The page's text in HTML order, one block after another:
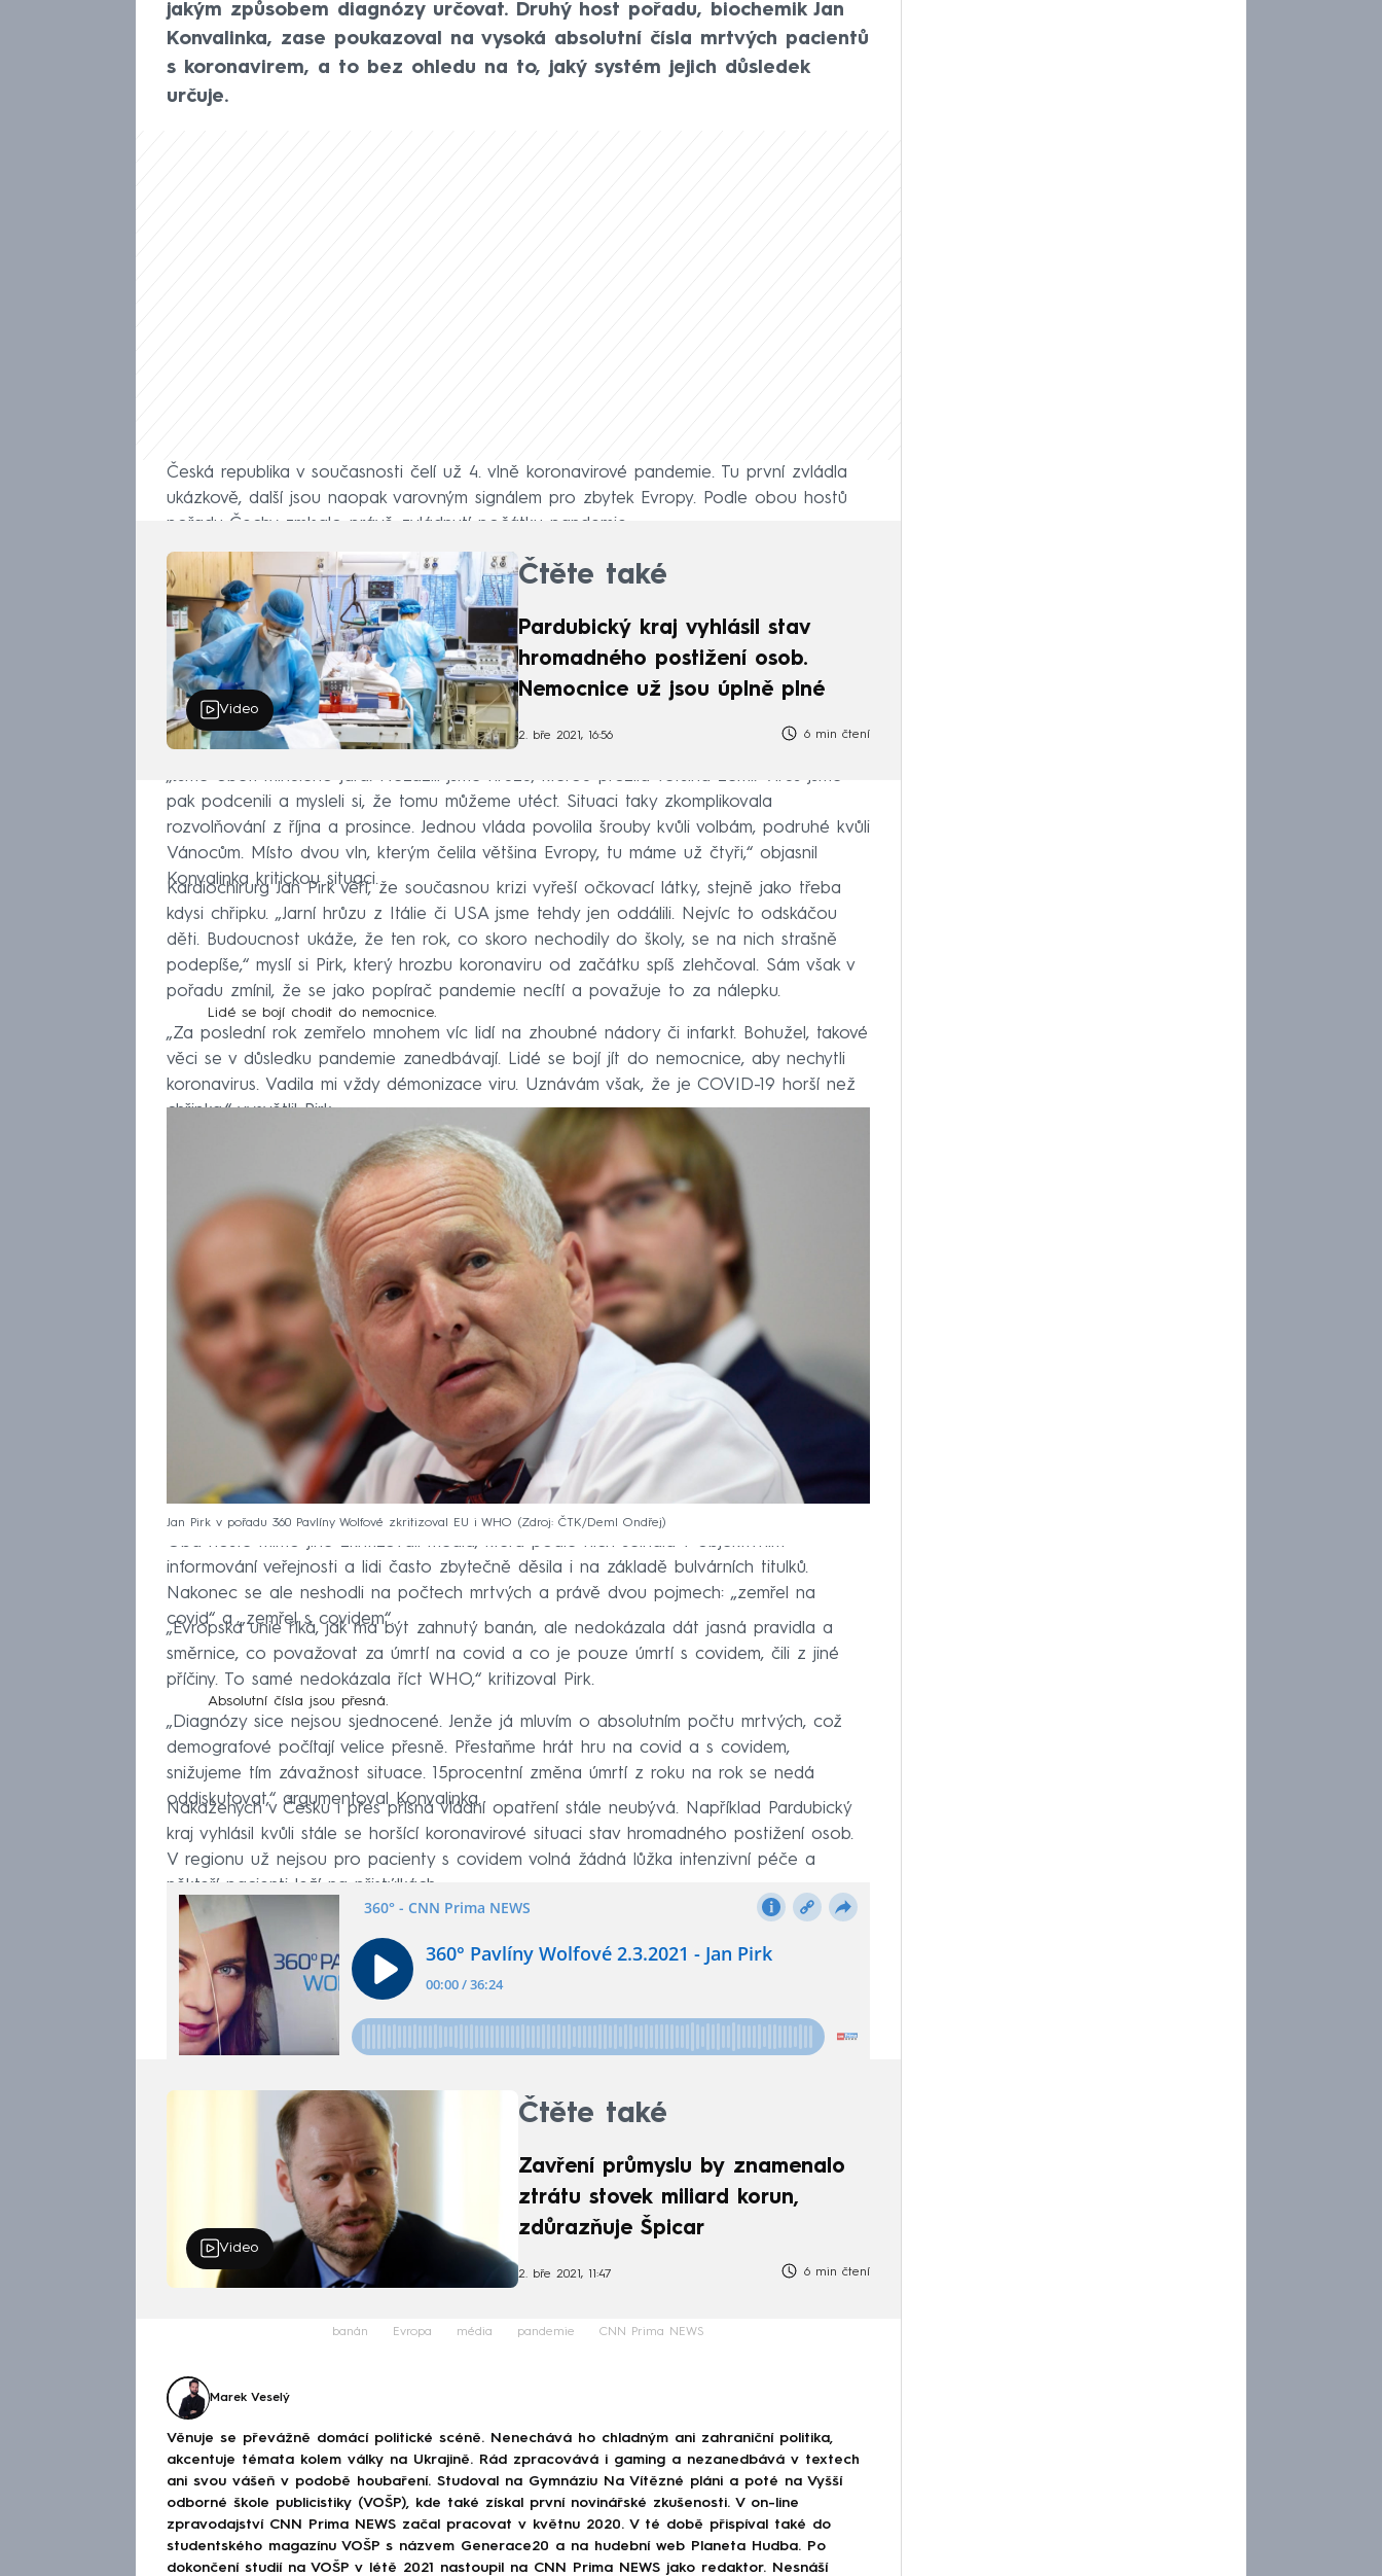
jakým způsobem diagnózy určovat. Druhý host pořadu, biochemik Jan
Konvalinka, zase poukazoval na vysoká absolutní čísla mrtvých pacientů
s koronavirem, a to bez ohledu na to, jaký systém jejich důsledek
určuje.
Česká republika v současnosti čelí už 4. vlně koronavirové pandemie. Tu první zvládla
ukázkově, další jsou naopak varovným signálem pro zbytek Evropy. Podle obou hostů
pořadu Čechy zmlsalo právě zvládnutí počátku pandemie.
Video
Čtěte také
Pardubický kraj vyhlásil stav
hromadného postižení osob.
Nemocnice už jsou úplně plné
2. bře 2021, 16:56 6 min čtení
„Jsme obětí minulého jara. Nezažili jsme hrůzu, kterou prožila většina zemí. Virus jsme
pak podcenili a mysleli si, že tomu můžeme utéct. Situaci taky zkomplikovala
rozvolňování z října a prosince. Jednou vláda povolila šrouby kvůli volbám, podruhé kvůli
Vánocům. Místo dvou vln, kterým čelila většina Evropy, tu máme už čtyři,“ objasnil
Konvalinka kritickou situaci.
Kardiochirurg Jan Pirk věří, že současnou krizi vyřeší očkovací látky, stejně jako třeba
kdysi chřipku. „Jarní hrůzu z Itálie či USA jsme tehdy jen oddálili. Nejvíc to odskáčou
děti. Budoucnost ukáže, že ten rok, co skoro nechodily do školy, se na nich strašně
podepíše,“ myslí si Pirk, který hrozbu koronaviru od začátku spíš zlehčoval. Sám však v
pořadu zmínil, že se jako popírač pandemie necítí a považuje to za nálepku.
Lidé se bojí chodit do nemocnice.
„Za poslední rok zemřelo mnohem víc lidí na zhoubné nádory či infarkt. Bohužel, takové
věci se v důsledku pandemie zanedbávají. Lidé se bojí jít do nemocnice, aby nechytli
koronavirus. Vadila mi vždy démonizace viru. Uznávám však, že je COVID-19 horší než
chřipka,“ vysvětlil Pirk.
Jan Pirk v pořadu 360 Pavlíny Wolfové zkritizoval EU i WHO Zdroj: ČTK/Deml Ondřej
Oba hosté mimo jiné zkritizovali média, která podle nich selhala v objektivním
informování veřejnosti a lidi často zbytečně děsila i na základě bulvárních titulků.
Nakonec se ale neshodli na počtech mrtvých a právě dvou pojmech: „zemřel na
covid“ a „zemřel s covidem“.
„Evropská unie říká, jak má být zahnutý banán, ale nedokázala dát jasná pravidla a
směrnice, co považovat za úmrtí na covid a co je pouze úmrtí s covidem, čili z jiné
příčiny. To samé nedokázala říct WHO,“ kritizoval Pirk.
Absolutní čísla jsou přesná.
„Diagnózy sice nejsou sjednocené. Jenže já mluvím o absolutním počtu mrtvých, což
demografové počítají velice přesně. Přestaňme hrát hru na covid a s covidem,
snižujeme tím závažnost situace. 15procentní změna úmrtí z roku na rok se nedá
oddiskutovat,“ argumentoval Konvalinka.
Nakažených v Česku i přes přísná vládní opatření stále neubývá. Například Pardubický
kraj vyhlásil kvůli stále se horšící koronavirové situaci stav hromadného postižení osob.
V regionu už nejsou pro pacienty s covidem volná žádná lůžka intenzivní péče a
někteří pacienti leží na přistýlkách.
Video
Čtěte také
Zavření průmyslu by znamenalo
ztrátu stovek miliard korun,
zdůrazňuje Špicar
2. bře 2021, 11:47 6 min čtení
banán Evropa média pandemie CNN Prima NEWS
Marek Veselý
Věnuje se převážně domácí politické scéně. Nenechává ho chladným ani zahraniční politika,
akcentuje témata kolem války na Ukrajině. Rád zpracovává i gaming a nezanedbává v textech
ani svou vášeň v podobě houbaření. Studoval na Gymnáziu Na Vítězné pláni a poté na Vyšší
odborné škole publicistiky (VOŠP), kde také získal první novinářské zkušenosti. V on-line
zpravodajství CNN Prima NEWS začal pracovat v květnu 2020. V té době přispíval také do
studentského magazínu VOŠP s názvem Generace20 a na hudební web Planeta Hudba. Po
dokončení studií na VOŠP v létě 2021 nastoupil na CNN Prima NEWS jako redaktor. Nesnáší